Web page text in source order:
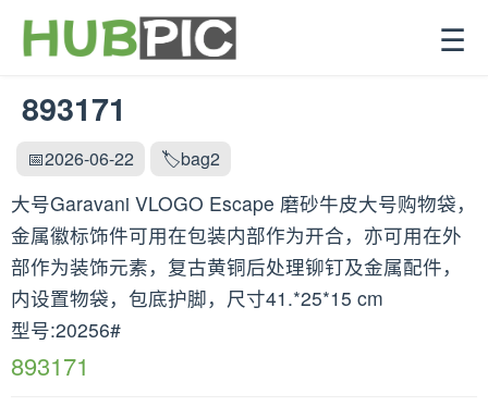
☰
893171
📅2026-06-22 🏷️bag2
大号Garavani VLOGO Escape 磨砂牛皮大号购物袋，
金属徽标饰件可用在包装内部作为开合，亦可用在外
部作为装饰元素，复古黄铜后处理铆钉及金属配件，
内设置物袋，包底护脚，尺寸41.*25*15 cm
型号:20256#
893171